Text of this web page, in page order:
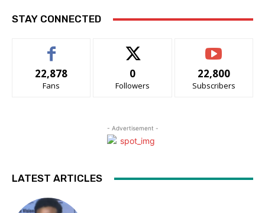
STAY CONNECTED
22,878
Fans
0
Followers
22,800
Subscribers
- Advertisement -
LATEST ARTICLES